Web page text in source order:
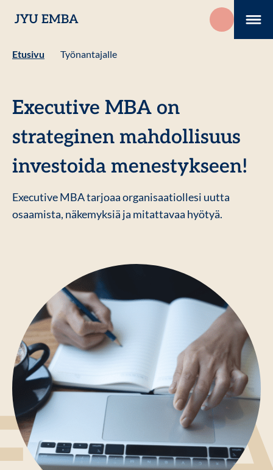
sisältöön
JYU EMBA
Etusivu Työnantajalle
Executive MBA on
strateginen mahdollisuus
investoida menestykseen!
Executive MBA tarjoaa organisaatiollesi uutta
osaamista, näkemyksiä ja mitattavaa hyötyä.